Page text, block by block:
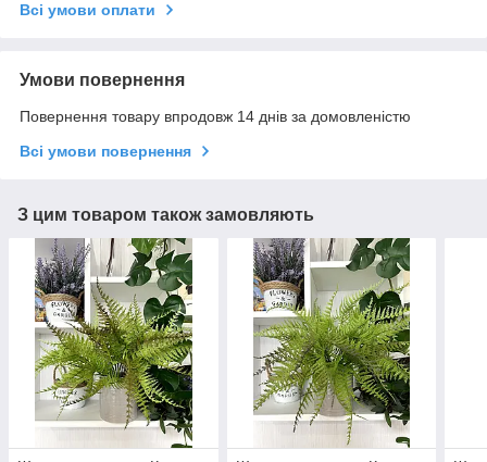
Всі умови оплати
Умови повернення
Повернення товару впродовж 14 днів за домовленістю
Всі умови повернення
З цим товаром також замовляють